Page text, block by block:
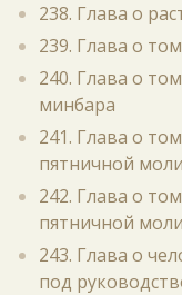
238. Глава о
239. Глава о
240. Глава о
минбара
241. Глава о
пятничной
242. Глава о
пятничной
243. Глава о
под